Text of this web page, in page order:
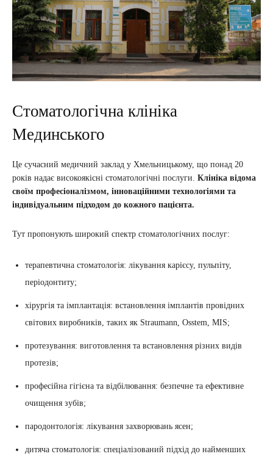
Стоматологічна клініка
Мединського
Це сучасний медичний заклад у Хмельницькому, що понад 20
років надає високоякісні стоматологічні послуги. Клініка відома
своїм професіоналізмом, інноваційними технологіями та
індивідуальним підходом до кожного пацієнта.
Тут пропонують широкий спектр стоматологічних послуг:
терапевтична стоматологія: лікування карієсу, пульпіту,
періодонтиту;
хірургія та імплантація: встановлення імплантів провідних
світових виробників, таких як Straumann, Osstem, MIS;
протезування: виготовлення та встановлення різних видів
протезів;
професійна гігієна та відбілювання: безпечне та ефективне
очищення зубів;
пародонтологія: лікування захворювань ясен;
дитяча стоматологія: спеціалізований підхід до найменших